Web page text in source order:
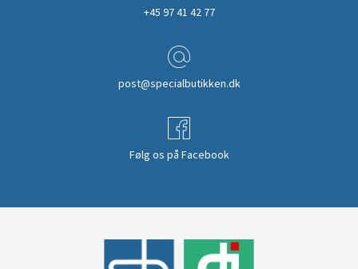
+45 97 41 42 77
post@specialbutikken.dk
Følg os på Facebook